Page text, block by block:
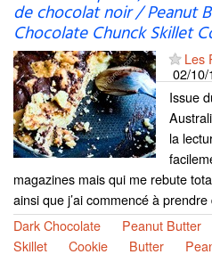
de chocolat noir / Peanut
Chocolate Chunck Skillet
Les
02/10/
Issue
la
magazines mais qui me rebute
ainsi que j’ai commencé à
Dark Chocolate
Peanut Butter
Skillet
Cookie Butter